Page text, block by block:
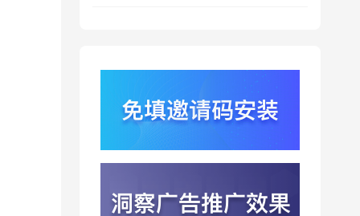
行云科技算力订单超154
亿？底座产能扩张激活
AI应用多终端流转新周
2026-08-04
苹果带摄像头的 AirPods
爆硬件分发与全渠道归
因升级
2026-08-03